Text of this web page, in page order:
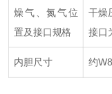
燥气、氮气位
置及接口规格
干燥
接口
内胆尺寸 约